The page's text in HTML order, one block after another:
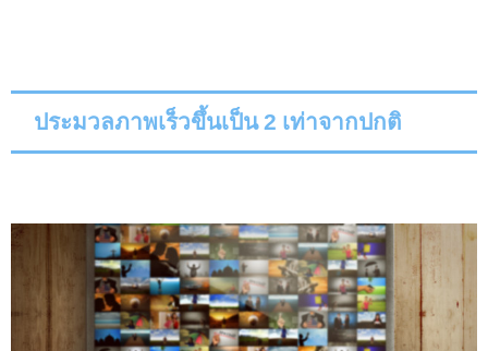
ประมวลภาพเร็วขึ้นเป็น 2 เท่าจากปกติ